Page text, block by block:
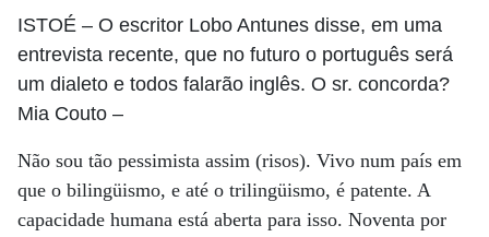
ISTOÉ – O escritor Lobo Antunes disse, em uma
entrevista recente, que no futuro o português será
um dialeto e todos falarão inglês. O sr. concorda?
Mia Couto –
Não sou tão pessimista assim (risos). Vivo num país em
que o bilingüismo, e até o trilingüismo, é patente. A
capacidade humana está aberta para isso. Noventa por